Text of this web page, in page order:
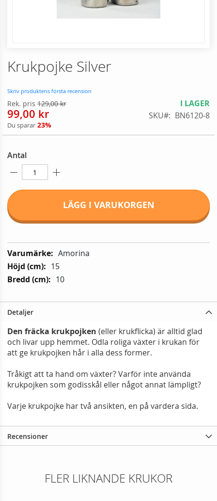
Krukpojke Silver
Skriv produktens första recension
Rek. pris 129,00 kr
99,00 kr
Du sparar 23%
I LAGER
SKU
BN6120-8
Antal
LÄGG I VARUKORGEN
Mer
information:
Amorina
15
10
to
the
of
the
images
gallery
Detaljer
Den fräcka krukpojken (eller krukflicka) är alltid glad
och livar upp hemmet. Odla roliga växter i krukan för
att ge krukpojken hår i alla dess former.
Tråkigt att ta hand om växter? Varför inte använda
krukpojken som godisskål eller något annat lämpligt?
Varje krukpojke har två ansikten, en på vardera sida.
Recensioner
FLER LIKNANDE KRUKOR